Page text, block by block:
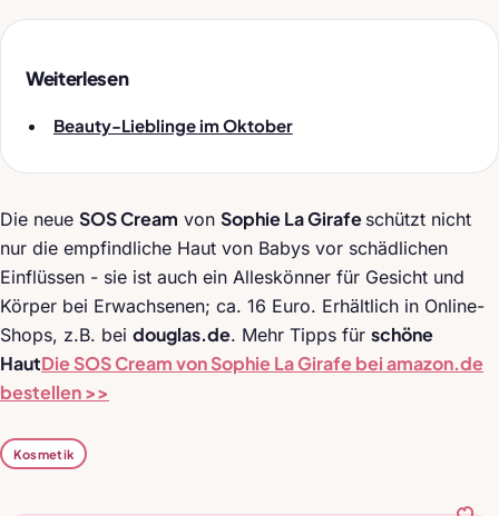
Weiterlesen
Beauty-Lieblinge im Oktober
Die neue SOS Cream von Sophie La Girafe schützt nicht
nur die empfindliche Haut von Babys vor schädlichen
Einflüssen - sie ist auch ein Alleskönner für Gesicht und
Körper bei Erwachsenen; ca. 16 Euro. Erhältlich in Online-
Shops, z.B. bei douglas.de. Mehr Tipps für schöne
HautDie SOS Cream von Sophie La Girafe bei amazon.de
bestellen >>
Kosmetik